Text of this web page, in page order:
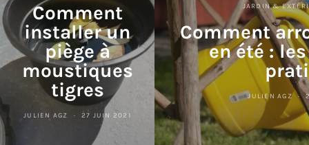
Comment
installer un
piège à
moustiques
tigres
JULIEN AGZ 27 JUIN 2021
JARDIN &
Comment
en été :
JULIEN AGZ